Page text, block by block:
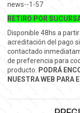
news--1-57
RETIRO POR
Disponible 48hs a
acreditación del pago
contactado
de preferencia para
producto.
PODRÁ
NUESTRA WEB PARA